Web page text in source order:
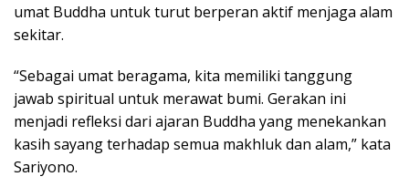
umat Buddha untuk turut berperan aktif menjaga alam
sekitar.
“Sebagai umat beragama, kita memiliki tanggung
jawab spiritual untuk merawat bumi. Gerakan ini
menjadi refleksi dari ajaran Buddha yang menekankan
kasih sayang terhadap semua makhluk dan alam,” kata
Sariyono.